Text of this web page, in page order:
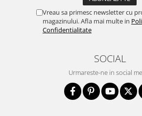
Vreau sa primesc newsletter cu
magazinului. Afla mai multe in
Confidentialitate
SOCIAL
Urmareste-ne in social